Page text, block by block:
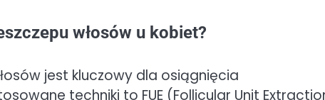
włosów u kobiet?
jest kluczowy dla osiągnięcia
techniki to FUE (Follicular Unit